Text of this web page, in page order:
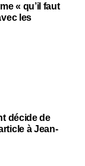
« qu’il faut
les
décide de
à Jean-